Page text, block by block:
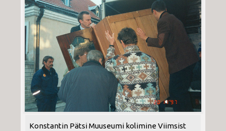
Konstantin Pätsi Muuseumi kolimine Viimsist